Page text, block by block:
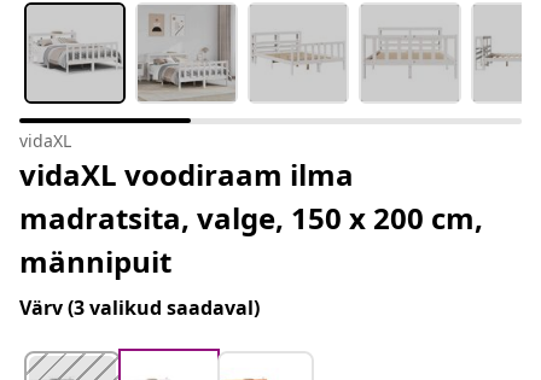
vidaXL
vidaXL voodiraam ilma
madratsita, valge, 150 x 200 cm,
männipuit
Värv(3 valikud saadaval)